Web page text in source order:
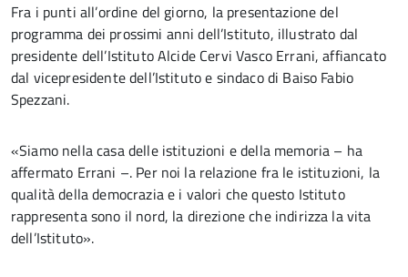
Fra i punti all’ordine del giorno, la presentazione del
programma dei prossimi anni dell’Istituto, illustrato dal
presidente dell’Istituto Alcide Cervi Vasco Errani, affiancato
dal vicepresidente dell’Istituto e sindaco di Baiso Fabio
Spezzani.
«Siamo nella casa delle istituzioni e della memoria – ha
affermato Errani –. Per noi la relazione fra le istituzioni, la
qualità della democrazia e i valori che questo Istituto
rappresenta sono il nord, la direzione che indirizza la vita
dell’Istituto».